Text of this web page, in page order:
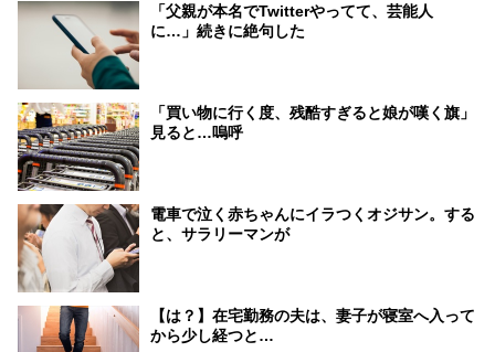
「父親が本名でTwitterやってて、芸能人
に…」続きに絶句した
「買い物に行く度、残酷すぎると娘が嘆く旗」
見ると…嗚呼
電車で泣く赤ちゃんにイラつくオジサン。する
と、サラリーマンが
【は？】在宅勤務の夫は、妻子が寝室へ入って
から少し経つと…